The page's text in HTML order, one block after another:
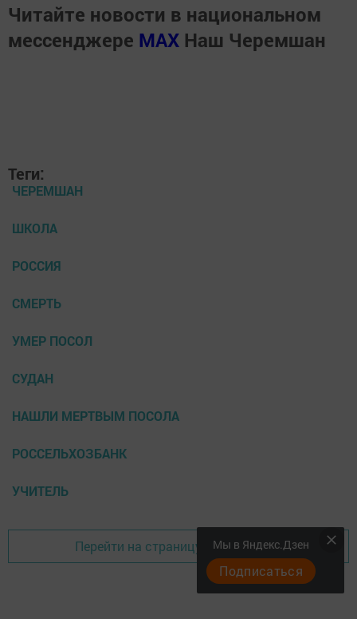
Читайте новости в национальном
мессенджере MАХ Наш Черемшан
Теги:
ЧЕРЕМШАН
ШКОЛА
РОССИЯ
СМЕРТЬ
УМЕР ПОСОЛ
СУДАН
НАШЛИ МЕРТВЫМ ПОСОЛА
РОССЕЛЬХОЗБАНК
УЧИТЕЛЬ
Перейти на страницу новостиМы в Яндекс.Дзен
Подписаться